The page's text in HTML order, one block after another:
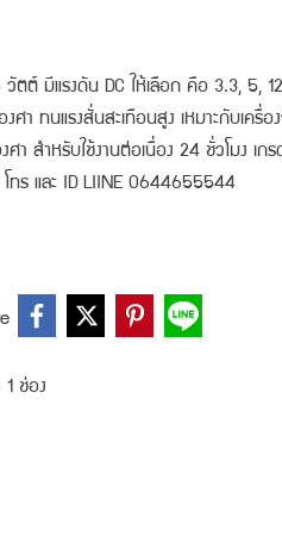
ต์ มีแรงดัน DC ให้เลือก คือ 3.3, 5,
า ทนแรงสั่นสะเทือนสูง เหมาะกับเครื่อ
ำหรับใช้งานต่อเนื่อง 24 ชั่วโมง เกรด
โทร และ ID LIINE 0644655544
1 ช่อง